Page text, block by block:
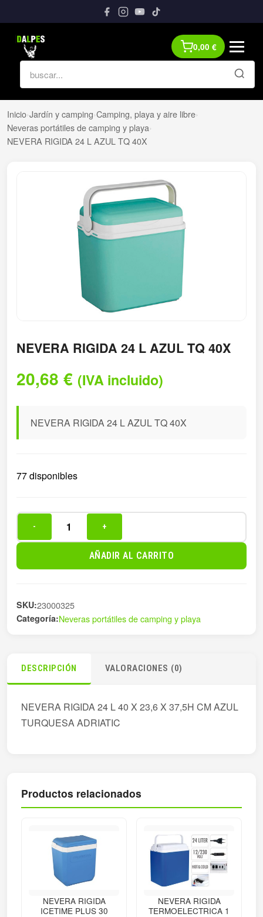
0,00 €
Inicio›Jardín y camping›Camping, playa y aire libre›
Neveras portátiles de camping y playa›
NEVERA RIGIDA 24 L AZUL TQ 40X
NEVERA RIGIDA 24 L AZUL TQ 40X
20,68 € (IVA incluido)
NEVERA RIGIDA 24 L AZUL TQ 40X
77 disponibles
RIGIDA
TQ
40X
- +
AÑADIR AL CARRITO
SKU:23000325
Categoría:Neveras portátiles de camping y playa
DESCRIPCIÓN VALORACIONES (0)
NEVERA RIGIDA 24 L 40 X 23,6 X 37,5H CM AZUL
TURQUESA ADRIATIC
Productos relacionados
NEVERA RIGIDA
ICETIME PLUS 30
NEVERA RIGIDA
TERMOELECTRICA 1